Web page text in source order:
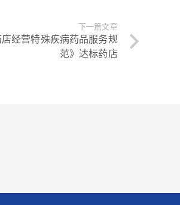
下一篇文章
经营特殊疾病药品服务规
范》达标药店